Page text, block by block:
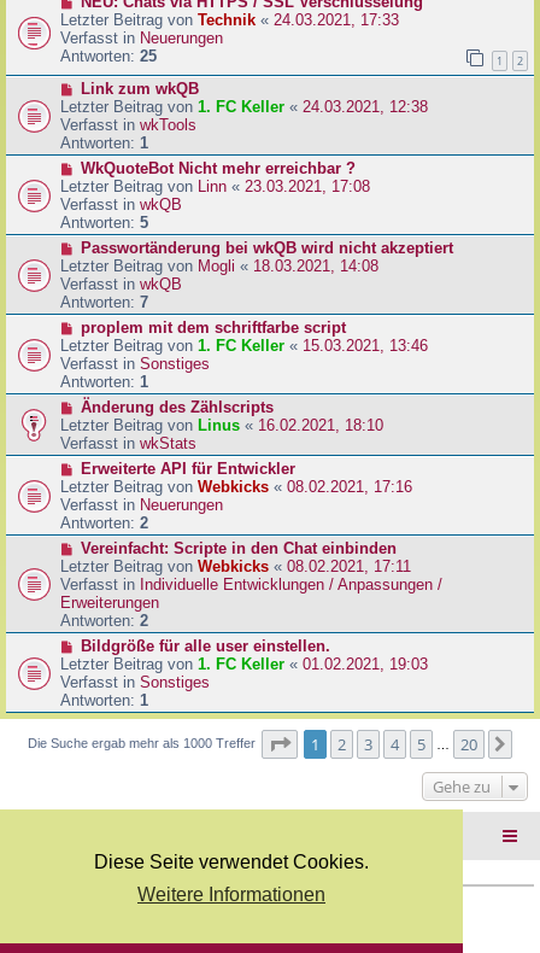
Diese Seite verwendet Cookies.
Weitere Informationen
a
g
B
e
i
t
a
g
e
u
e
r
B
e
i
t
a
g
Letzter Beitrag von Technik « 24.03.2021, 17:33
Verfasst in Neuerungen
Antworten: 25 1 2
N
e
u
e
r
B
e
i
t
a
g
Link zum wkQB
Letzter Beitrag von 1. FC Keller « 24.03.2021, 12:38
Verfasst in wkTools
Antworten: 1
N
e
u
e
r
B
e
i
t
a
g
WkQuoteBot Nicht mehr erreichbar ?
Letzter Beitrag von Linn « 23.03.2021, 17:08
Verfasst in wkQB
Antworten: 5
N
e
u
e
r
B
e
i
t
a
g
Passwortänderung bei wkQB wird nicht akzeptiert
Letzter Beitrag von Mogli « 18.03.2021, 14:08
Verfasst in wkQB
Antworten: 7
N
e
u
e
r
B
e
i
r
a
g
proplem mit dem schriftfarbe script
Letzter Beitrag von 1. FC Keller « 15.03.2021, 13:46
Verfasst in Sonstiges
Antworten: 1
N
e
u
e
r
B
e
i
r
a
g
Änderung des Zählscripts
Letzter Beitrag von Linus « 16.02.2021, 18:10
Verfasst in wkStats
N
e
u
e
r
B
e
i
t
r
a
g
Erweiterte API für Entwickler
Letzter Beitrag von Webkicks « 08.02.2021, 17:16
Verfasst in Neuerungen
Antworten: 2
N
e
u
e
r
B
e
i
t
r
g
Vereinfacht: Scripte in den Chat einbinden
Letzter Beitrag von Webkicks « 08.02.2021, 17:11
Verfasst in Individuelle Entwicklungen / Anpassungen /
Erweiterungen
Antworten: 2
N
e
u
e
r
B
e
r
Bildgröße für alle user einstellen.
Letzter Beitrag von 1. FC Keller « 01.02.2021, 19:03
Verfasst in Sonstiges
Antworten: 1
Die Suche ergab mehr als 1000 Treffer Seite von
1 2 3 4 5 20
Gehe zu
Deutsche Übersetzung durchphpBB.de